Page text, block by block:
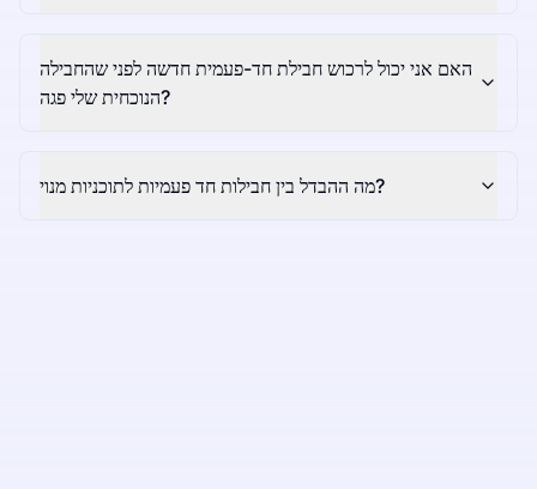
האם אני יכול לרכוש חבילת חד-פעמית חדשה לפני שהחבילה
הנוכחית שלי פגה?
מה ההבדל בין חבילות חד פעמיות לתוכניות מנוי?